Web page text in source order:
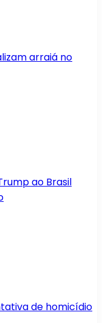
arraiá no
ao Brasil
de homicídio